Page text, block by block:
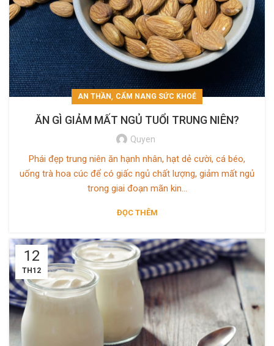
AN THẦN, CẨM NANG SỨC KHOẺ
ĂN GÌ GIẢM MẤT NGỦ TUỔI TRUNG NIÊN?
Quyen
Phái đẹp trung niên ăn hạnh nhân, hạt dẻ cười, cá béo,
uống trà hoa cúc để có giấc ngủ chất lượng, giảm mất ngủ
trong giai đoạn mãn kin...
ĐỌC THÊM
12
TH12